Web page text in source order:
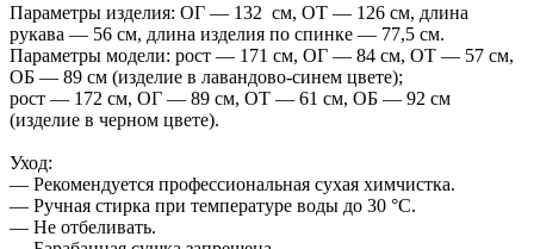
Параметры изделия: ОГ — 132 см, ОТ — 126 см, длина
рукава — 56 см, длина изделия по спинке — 77,5 см.
Параметры модели: рост — 171 см, ОГ — 84 см, ОТ — 57 см,
ОБ — 89 см (изделие в лавандово-синем цвете);
рост — 172 см, ОГ — 89 см, ОТ — 61 см, ОБ — 92 см
(изделие в черном цвете).
Уход:
— Рекомендуется профессиональная сухая химчистка.
— Ручная стирка при температуре воды до 30 °C.
— Не отбеливать.